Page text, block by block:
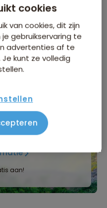
over:
, Natlab in Eindhoven
aan!
cookies
van cookies, dit zijn
gebruikservaring te
advertenties af te
kunt ze volledig